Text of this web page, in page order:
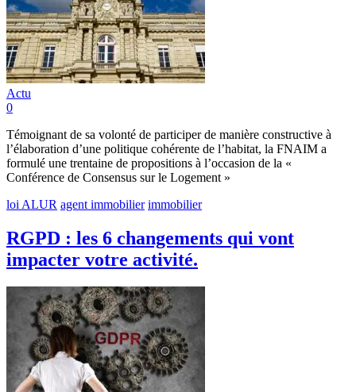
Actu
0
Témoignant de sa volonté de participer de manière constructive à
l’élaboration d’une politique cohérente de l’habitat, la FNAIM a
formulé une trentaine de propositions à l’occasion de la «
Conférence de Consensus sur le Logement »
loi ALUR agent immobilier immobilier
RGPD : les 6 changements qui vont
impacter votre activité.